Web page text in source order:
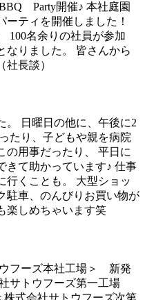
Party開催♪ 本社庭園
ティを開催しました！
100名余りの社員が参加
なりました。 皆さんから
長談）
。 日曜日の他に、午後に2
たり、子どもや親を病院
の用事だったり、 平日に
きて助かっています♪ 仕事
行くことも。 大型ショッ
駐車、のんびりお買い物が
楽しめちゃいます笑
フーズ本社工場＞ 新発
サトウフーズ第一工場
式会社サトウフーズ次第